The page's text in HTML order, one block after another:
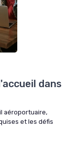
dans
aéroportuaire,
et les défis